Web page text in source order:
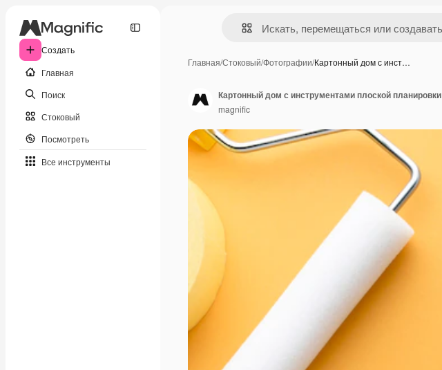
Создать
Главная
Поиск
Стоковый
Посмотреть
Все инструменты
Главная/Стоковый/Фотографии/Картонный дом с инст…
Картонный дом с инструментами плоской планировки
magnific